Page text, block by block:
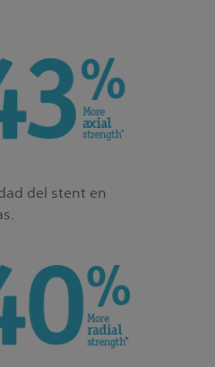
del stent en